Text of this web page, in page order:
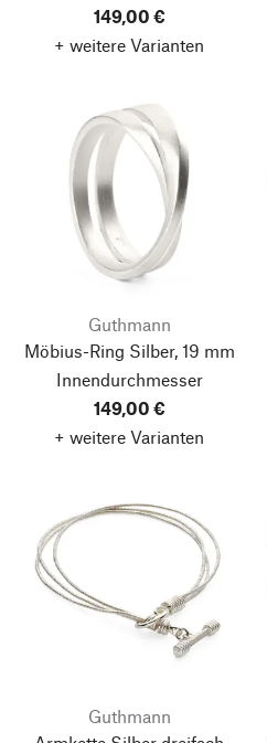
149,00 €
+ weitere Varianten
Guthmann
Möbius-Ring Silber, 19 mm
Innendurchmesser
149,00 €
+ weitere Varianten
Guthmann